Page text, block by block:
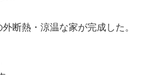
断熱・涼温な家が完成した。